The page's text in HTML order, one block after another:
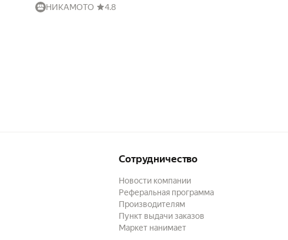
НИКАМОТО
4.8
Сотрудничество
Новости компании
Реферальная программа
Производителям
Пункт выдачи заказов
Маркет нанимает